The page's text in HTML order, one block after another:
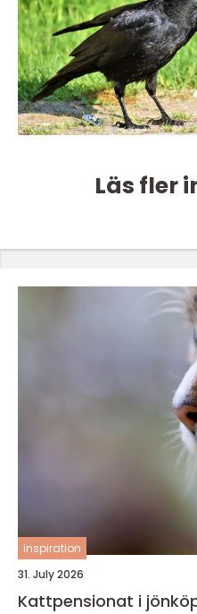
Läs fler
inspiration
31. July 2026
Kattpensionat i jönköping så hittar